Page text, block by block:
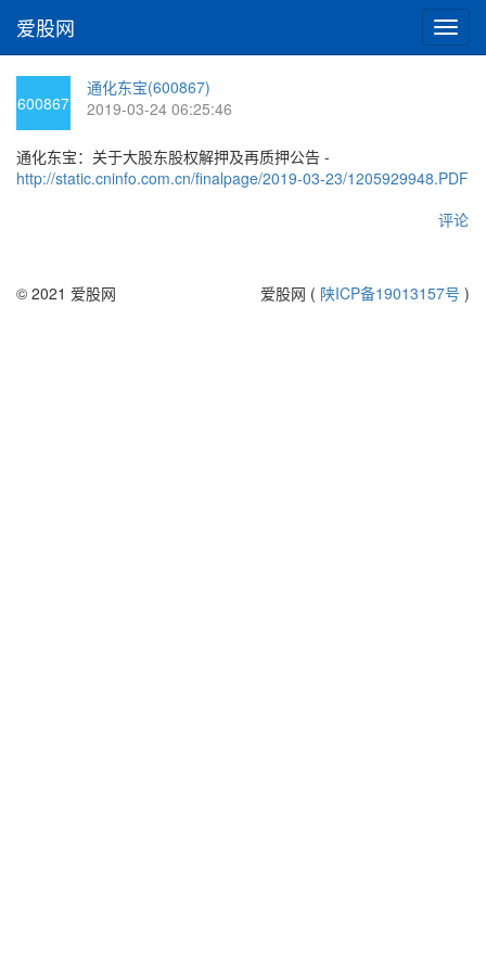
切
换
爱股网
600867
通化东宝(600867)
2019-03-24 06:25:46
通化东宝：关于大股东股权解押及再质押公告 -
http://static.cninfo.com.cn/finalpage/2019-03-23/1205929948.PDF
评论
© 2021 爱股网 爱股网 ( 陕ICP备19013157号 )